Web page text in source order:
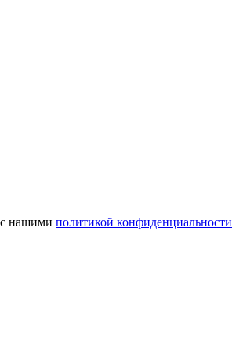
с нашими политикой конфиденциальности